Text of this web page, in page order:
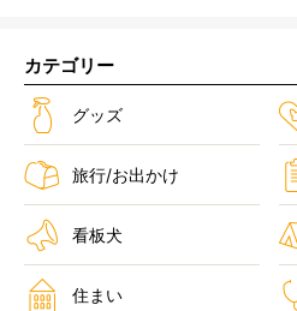
カテゴリー
グッズ
旅行/お出かけ
看板犬
住まい